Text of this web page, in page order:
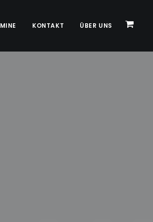
KONTAKT ÜBER UNS